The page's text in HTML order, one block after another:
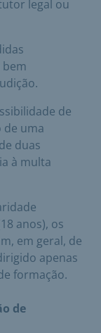
legal ou
bem
de
de uma
duas
à multa
anos), os
em geral, de
apenas
formação.
de